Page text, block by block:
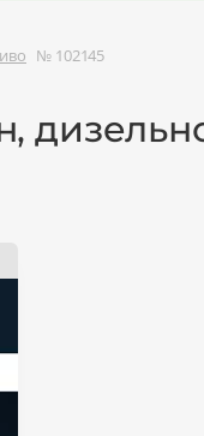
№ 102145